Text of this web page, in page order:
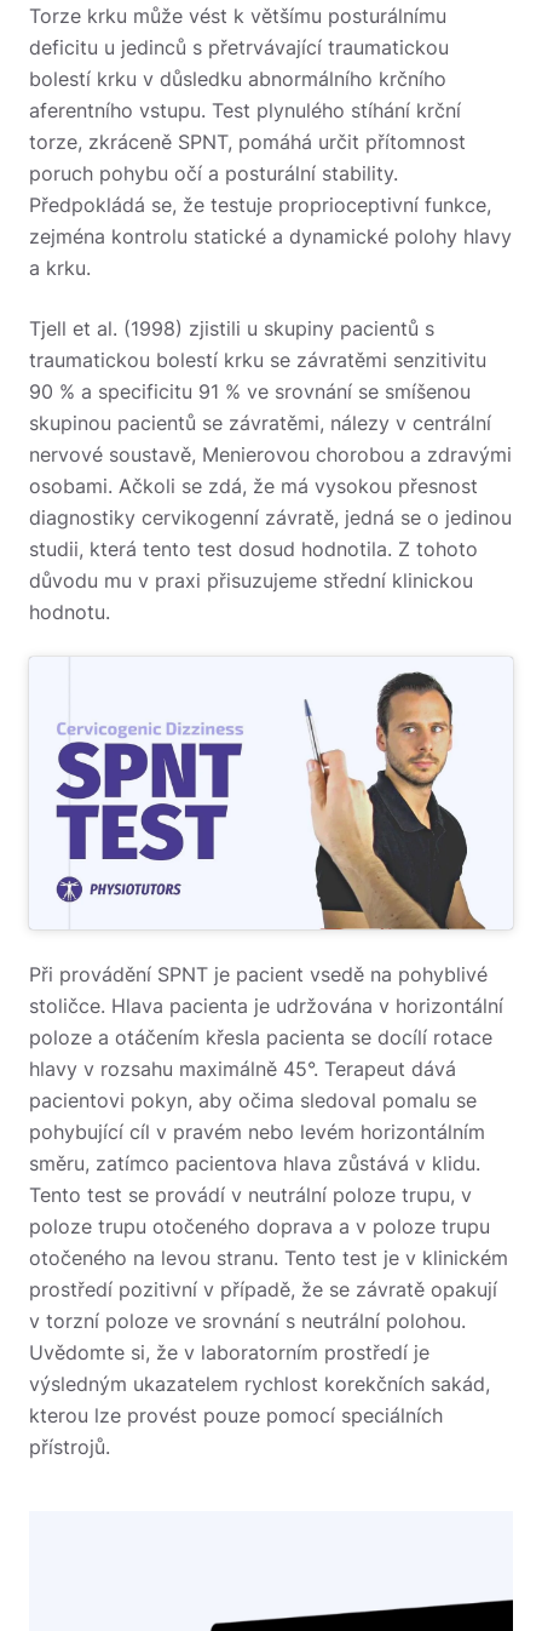
Torze krku může vést k většímu posturálnímu
deficitu u jedinců s přetrvávající traumatickou
bolestí krku v důsledku abnormálního krčního
aferentního vstupu. Test plynulého stíhání krční
torze, zkráceně SPNT, pomáhá určit přítomnost
poruch pohybu očí a posturální stability.
Předpokládá se, že testuje proprioceptivní funkce,
zejména kontrolu statické a dynamické polohy hlavy
a krku.
Tjell et al. (1998) zjistili u skupiny pacientů s
traumatickou bolestí krku se závratěmi senzitivitu
90 % a specificitu 91 % ve srovnání se smíšenou
skupinou pacientů se závratěmi, nálezy v centrální
nervové soustavě, Menierovou chorobou a zdravými
osobami. Ačkoli se zdá, že má vysokou přesnost
diagnostiky cervikogenní závratě, jedná se o jedinou
studii, která tento test dosud hodnotila. Z tohoto
důvodu mu v praxi přisuzujeme střední klinickou
hodnotu.
Při provádění SPNT je pacient vsedě na pohyblivé
stoličce. Hlava pacienta je udržována v horizontální
poloze a otáčením křesla pacienta se docílí rotace
hlavy v rozsahu maximálně 45°. Terapeut dává
pacientovi pokyn, aby očima sledoval pomalu se
pohybující cíl v pravém nebo levém horizontálním
směru, zatímco pacientova hlava zůstává v klidu.
Tento test se provádí v neutrální poloze trupu, v
poloze trupu otočeného doprava a v poloze trupu
otočeného na levou stranu. Tento test je v klinickém
prostředí pozitivní v případě, že se závratě opakují
v torzní poloze ve srovnání s neutrální polohou.
Uvědomte si, že v laboratorním prostředí je
výsledným ukazatelem rychlost korekčních sakád,
kterou lze provést pouze pomocí speciálních
přístrojů.